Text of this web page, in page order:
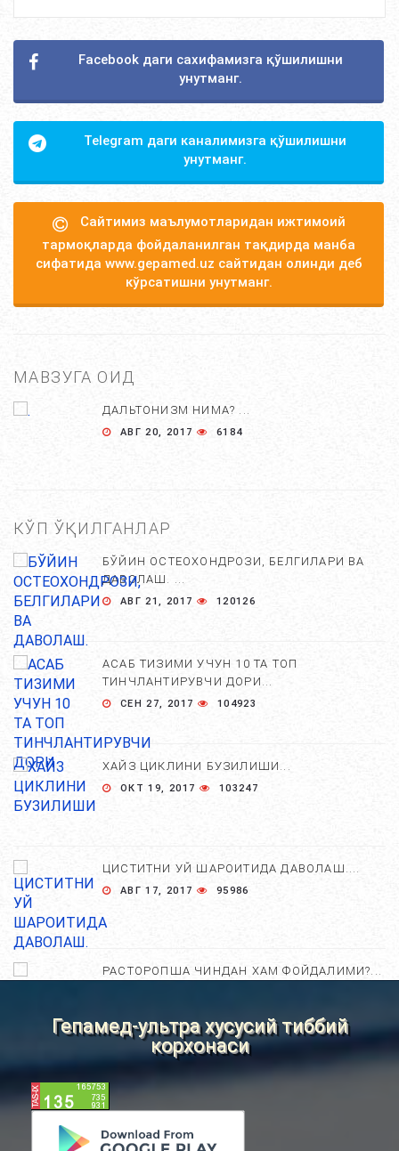
Facebook даги сахифамизга қўшилишни
унутманг.
Telegram даги каналимизга қўшилишни
унутманг.
Сайтимиз маълумотларидан ижтимоий
тармоқларда фойдаланилган тақдирда манба
сифатида www.gepamed.uz сайтидан олинди деб
кўрсатишни унутманг.
МАВЗУГА ОИД
ДАЛЬТОНИЗМ НИМА? ...
АВГ 20, 2017 6184
КЎП ЎҚИЛГАНЛАР
БЎЙИН ОСТЕОХОНДРОЗИ, БЕЛГИЛАРИ ВА
ДАВОЛАШ. ...
АВГ 21, 2017 120126
АСАБ ТИЗИМИ УЧУН 10 ТА ТОП
ТИНЧЛАНТИРУВЧИ ДОРИ...
СЕН 27, 2017 104923
ХАЙЗ ЦИКЛИНИ БУЗИЛИШИ...
ОКТ 19, 2017 103247
ЦИСТИТНИ УЙ ШАРОИТИДА ДАВОЛАШ....
АВГ 17, 2017 95986
РАСТОРОПША ЧИНДАН ХАМ ФОЙДАЛИМИ?...
ХОМИЛА ЖИНСИНИ АНИҚЛАШНИНГ
НОСТАНДАРТ УСУЛЛАРИ....
АВГ 22, 2017 83704
Гепамед-ультра хусусий тиббий
корхонаси